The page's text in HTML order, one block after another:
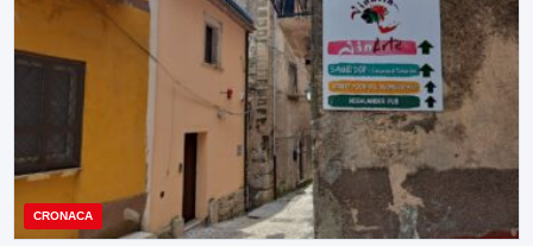
CRONACA